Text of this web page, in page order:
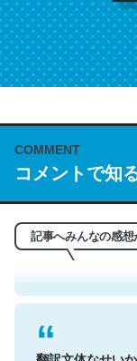
COMMENT
コメントで知
記事へみんなの感想
これは名文。彼
う。英語少しで
れ好き。Let’s
─今のこの状況が信
翻訳文体なせい